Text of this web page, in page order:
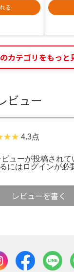
る
カテゴリをもっと
ビュー
4.3点
ューが投稿されて
には ログインが必
レビューを書く